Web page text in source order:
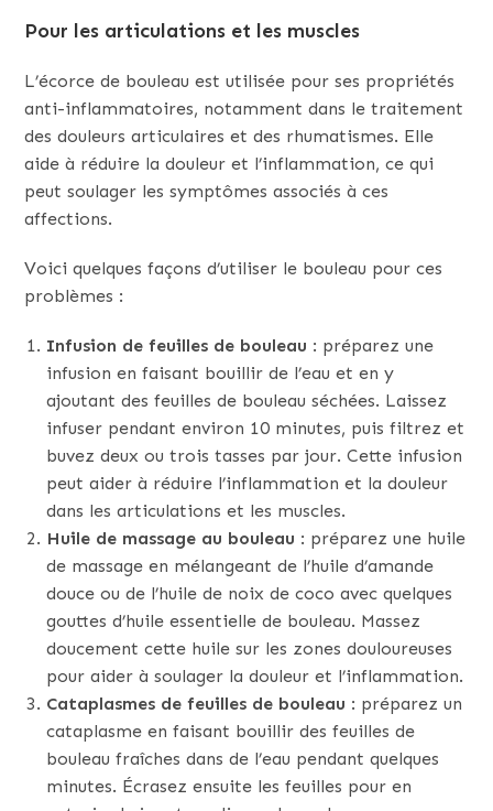
Pour les articulations et les muscles
L’écorce de bouleau est utilisée pour ses propriétés
anti-inflammatoires, notamment dans le traitement
des douleurs articulaires et des rhumatismes. Elle
aide à réduire la douleur et l’inflammation, ce qui
peut soulager les symptômes associés à ces
affections.
Voici quelques façons d’utiliser le bouleau pour ces
problèmes :
Infusion de feuilles de bouleau : préparez une
infusion en faisant bouillir de l’eau et en y
ajoutant des feuilles de bouleau séchées. Laissez
infuser pendant environ 10 minutes, puis filtrez et
buvez deux ou trois tasses par jour. Cette infusion
peut aider à réduire l’inflammation et la douleur
dans les articulations et les muscles.
Huile de massage au bouleau : préparez une huile
de massage en mélangeant de l’huile d’amande
douce ou de l’huile de noix de coco avec quelques
gouttes d’huile essentielle de bouleau. Massez
doucement cette huile sur les zones douloureuses
pour aider à soulager la douleur et l’inflammation.
Cataplasmes de feuilles de bouleau : préparez un
cataplasme en faisant bouillir des feuilles de
bouleau fraîches dans de l’eau pendant quelques
minutes. Écrasez ensuite les feuilles pour en